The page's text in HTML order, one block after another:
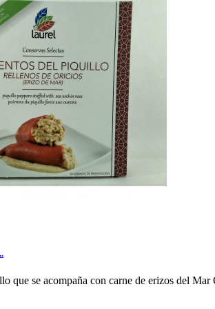
que se acompaña con carne de erizos del Mar